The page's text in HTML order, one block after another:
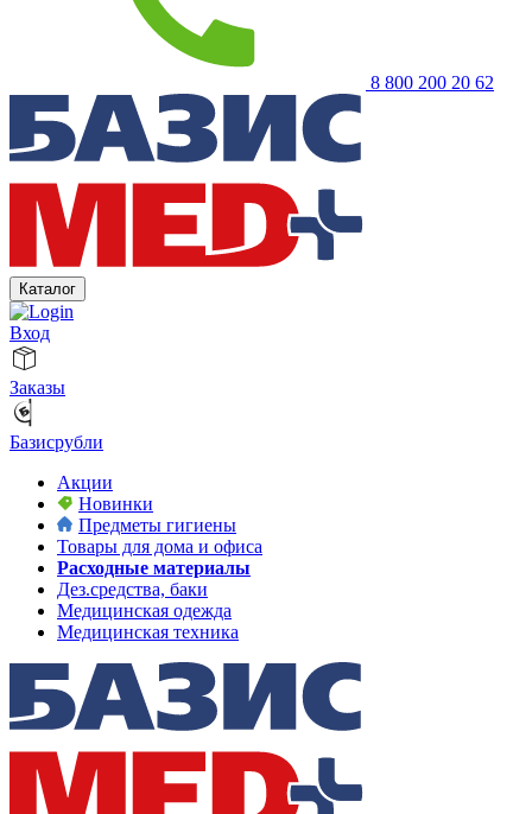
8 800 200 20 62
Каталог
Вход
Заказы
Базисрубли
Акции
Новинки
Предметы гигиены
Товары для дома и офиса
Расходные материалы
Дез.средства, баки
Медицинская одежда
Медицинская техника